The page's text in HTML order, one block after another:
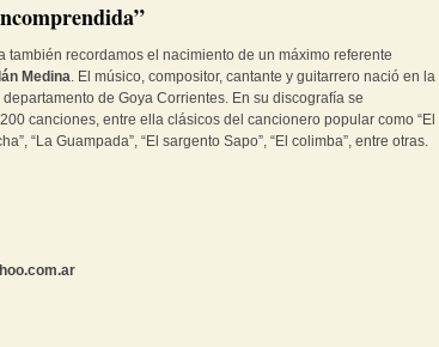
también recordamos el nacimiento de un máximo referente
Medina. El músico, compositor, cantante y guitarrero nació en la
de Goya Corrientes. En su discografía se
canciones, entre ella clásicos del cancionero popular como “El
“La Guampada”, “El sargento Sapo”, “El colimba”, entre otras.